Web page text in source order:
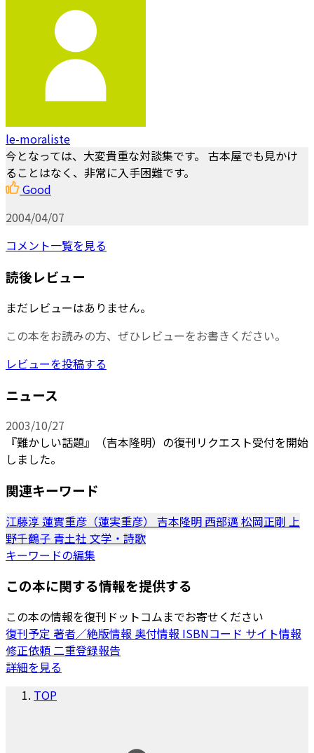
le-moraliste
今となっては、大変貴重な対談集です。 古本屋でも見かけ
ることはなく、非常に入手困難です。
Good
2004/04/07
コメント一覧を見る
読後レビュー
まだレビューはありません。
この本をお読みの方、ぜひレビューをお書きください。
レビューを投稿する
ニュース
2003/10/27
『難かしい話題』（吉本隆明）の復刊リクエスト受付を開始
しました。
関連キーワード
江藤淳蓮實重彦（蓮実重彦） 吉本隆明 西部邁松岡正剛 上
野千鶴子 青土社 文学・詩歌
キーワードの編集
この本に関する情報を提供する
この本の情報を復刊ドットコムまでお寄せください
復刊予定 著者／絶版情報 奥付情報 ISBNコード サイト情報
修正依頼二重登録報告
詳細を見る
TOP